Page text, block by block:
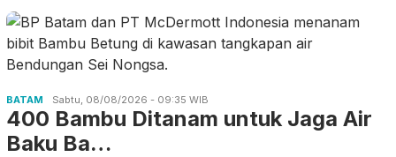
BATAM Sabtu, 08/08/2026 - 09:35 WIB
400 Bambu Ditanam untuk Jaga Air
Baku Ba…